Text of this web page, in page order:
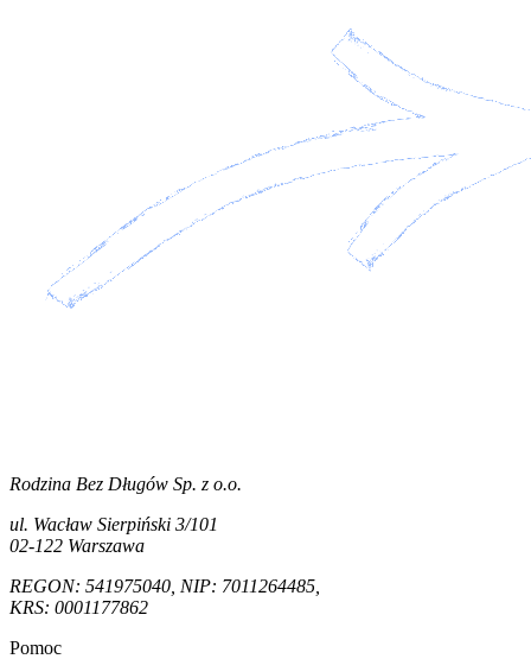
Rodzina Bez Długów Sp. z o.o.
ul. Wacław Sierpiński 3/101
02-122 Warszawa
REGON: 541975040, NIP: 7011264485,
KRS: 0001177862
Pomoc